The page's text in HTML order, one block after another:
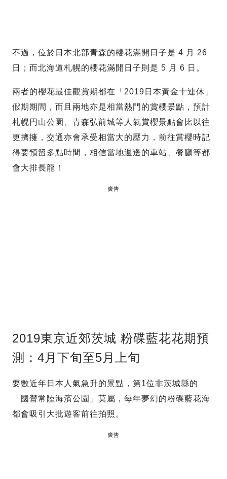
不過，位於日本北部青森的櫻花滿開日子是 4 月 26
日；而北海道札幌的櫻花滿開日子則是 5 月 6 日。
兩者的櫻花最佳觀賞期都在「2019日本黃金十連休」
假期期間，而且兩地亦是相當熱門的賞櫻景點，預計
札幌円山公園、青森弘前城等人氣賞櫻景點會比以往
更擠擁，交通亦會承受相當大的壓力，前往賞櫻時記
得要預留多點時間，相信當地週邊的車站、餐廳等都
會大排長龍！
廣告
2019東京近郊茨城 粉碟藍花花期預
測：4月下旬至5月上旬
要數近年日本人氣急升的景點，第1位非茨城縣的
「國營常陸海濱公園」莫屬，每年夢幻的粉碟藍花海
都會吸引大批遊客前往拍照。
廣告